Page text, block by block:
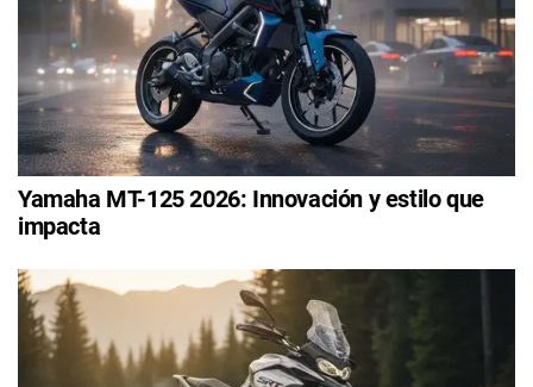
Yamaha MT-125 2026: Innovación y estilo que
impacta